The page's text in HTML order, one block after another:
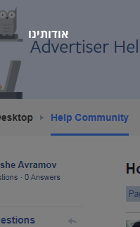
אודותינו